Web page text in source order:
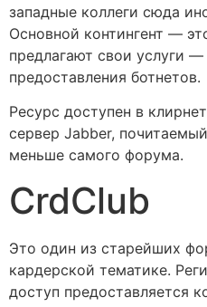
западные коллеги сюда
Основной контингент —
предлагают свои услуги
предоставления ботнетов.
Ресурс доступен в
сервер Jabber,
меньше самого форума.
CrdClub
Это один из старейших
кардерской тематике.
доступ предоставляется